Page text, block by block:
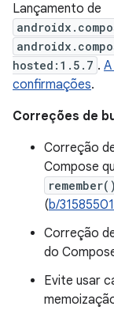
Lançamento de
hosted:1.5.7 .
confirmações.
Correções de
Correção
Compose
remember()
(b/
Correção
do
Evite usar